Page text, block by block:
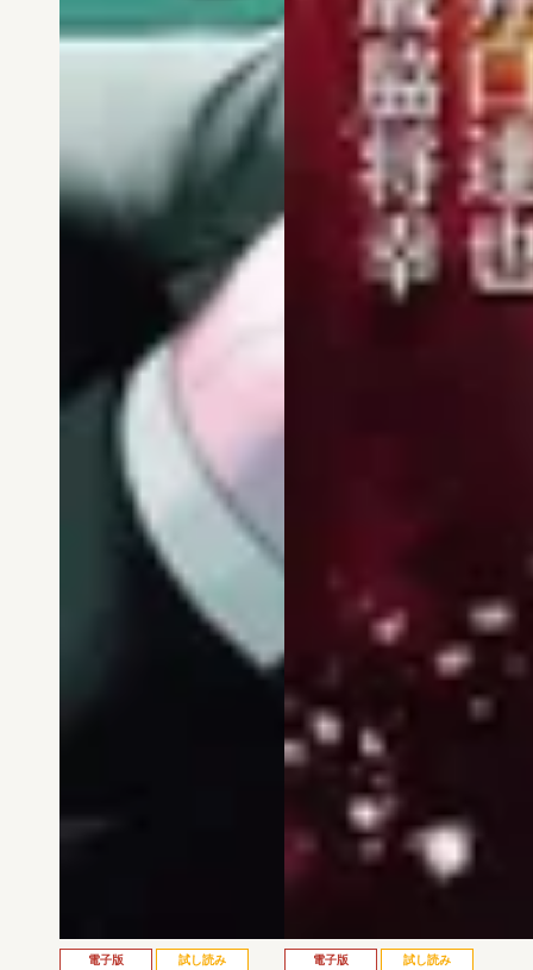
電子版 試し読み 電子版 試し読み